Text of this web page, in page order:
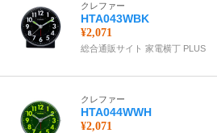
クレファー
HTA043WBK
¥2,071
総合通販サイト 家電横丁 PLUS
クレファー
HTA044WWH
¥2,071